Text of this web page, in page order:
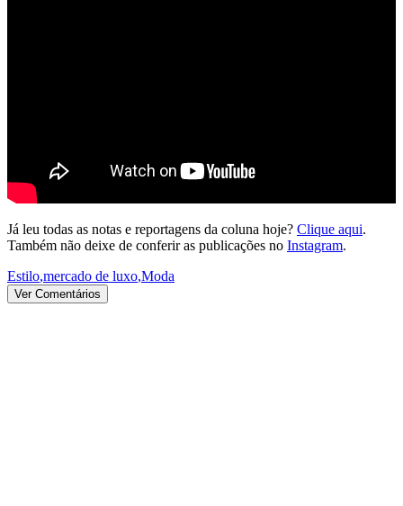
Já leu todas as notas e reportagens da coluna hoje? Clique aqui.
Também não deixe de conferir as publicações no Instagram.
Estilo,mercado de luxo,Moda
Ver Comentários